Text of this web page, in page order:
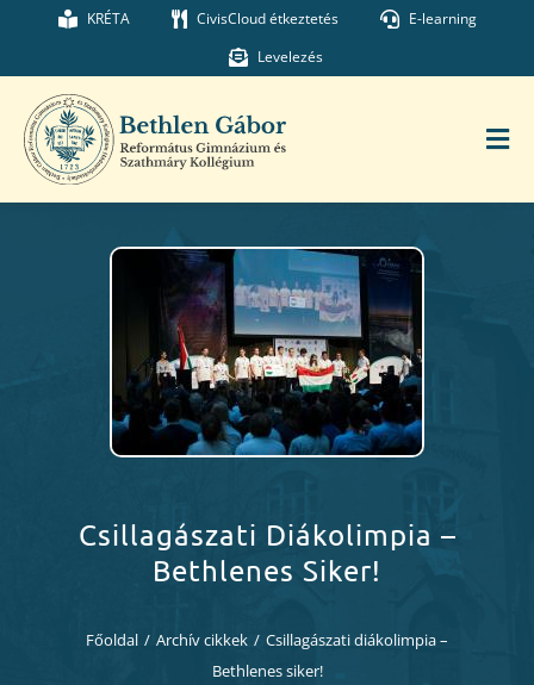
Kihagyás KRÉTA CivisCloud étkeztetés
E-learning
Levelezés
Munkatársaink
Kollégium
DiákjainkCsillagászati Diákolimpia –
Bethlenes Siker!
Főoldal / Archív cikkek / Csillagászati diákolimpia –
Bethlenes siker!